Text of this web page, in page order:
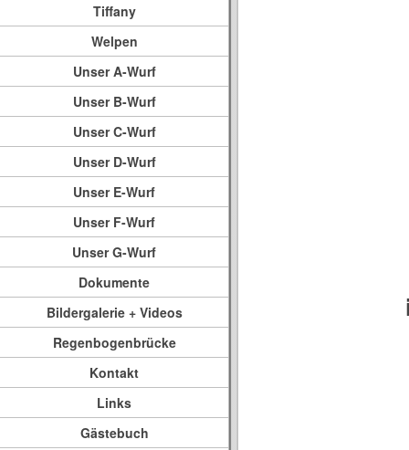
Tiffany
Welpen
Unser A-Wurf
Unser B-Wurf
Unser C-Wurf
Unser D-Wurf
Unser E-Wurf
Unser F-Wurf
Unser G-Wurf
Dokumente
Bildergalerie + Videos
Regenbogenbrücke
Kontakt
Links
Gästebuch